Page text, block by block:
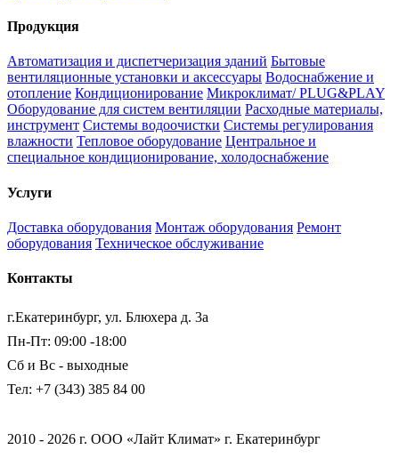
Продукция
Автоматизация и диспетчеризация зданий Бытовые
вентиляционные установки и аксессуары Водоснабжение и
отопление Кондиционирование Микроклимат/ PLUG&PLAY
Оборудование для систем вентиляции Расходные материалы,
инструмент Системы водоочистки Системы регулирования
влажности Тепловое оборудование Центральное и
специальное кондиционирование, холодоснабжение
Услуги
Доставка оборудования Монтаж оборудования Ремонт
оборудования Техническое обслуживание
Контакты
г.Екатеринбург, ул. Блюхера д. 3а
Пн-Пт: 09:00 -18:00
Сб и Вс - выходные
Тел: +7 (343) 385 84 00
2010 - 2026 г. ООО «Лайт Климат» г. Екатеринбург